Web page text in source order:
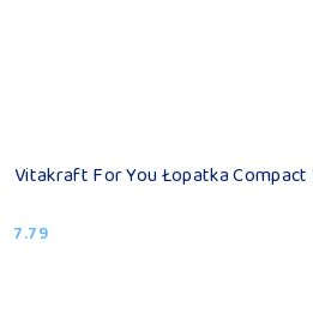
Vitakraft For You Łopatka
Cena:
7.79